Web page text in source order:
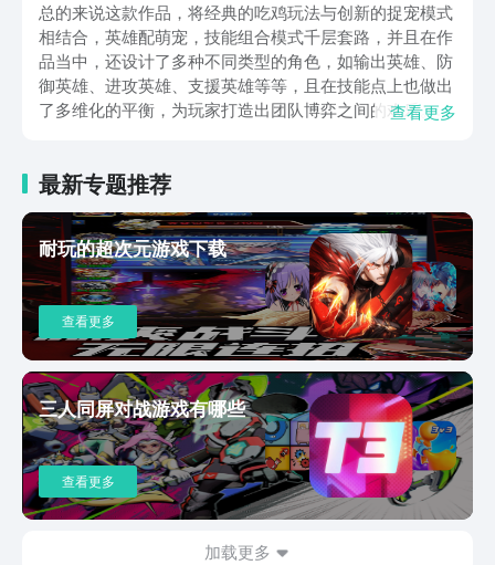
总的来说这款作品，将经典的吃鸡玩法与创新的捉宠模式
相结合，英雄配萌宠，技能组合模式千层套路，并且在作
品当中，还设计了多种不同类型的角色，如输出英雄、防
御英雄、进攻英雄、支援英雄等等，且在技能点上也做出
了多维化的平衡，为玩家打造出团队博弈之间的欢乐。该
图，且加强了玩家与地图之间的互动娱乐，玩家可利用掩
体快速输出，作品中还新增加了明日城的创新玩法地图，
大区域和小型质点的结合，内容分布更加广泛，为玩家开
启更强的可探索空间，通过策略位移快速占领高地，实现
更加多样化的战斗输出，神宠助力你实现高效跑图，大幅
增加玩家们的战斗实力，缩短跑图上浪费的时间，每一次
与宠物的合体互动又高燃。开启无限次复活模式，原地复
活，无需等待，随时随地都可以开启猛攻状态，角逐战场
巅峰。在整体的战术装备方面，打造了超20把枪支，大量
特殊属性装备，真正实现了高速换弹，有效切换枪械，烟
雾弹玩法让你隐匿自身，让敌人感受神兵突降，直接对敌
方贴脸开大。流畅的手部动作，华丽的战斗姿势让很多玩
家应接不暇，配合上赛博朋克及废土风的游戏画面，让很
多玩家沉浸于其中。角色造型更加立体，中西画风融合的
角色形象，视觉体验感更上一层楼。远光84下载链接，小
编已经在上文当中进行了分享，在游戏作品中，真正体验
查看更多
最新专题推荐
耐玩的超次元游戏下载
查看更多
三人同屏对战游戏有哪些
查看更多
加载更多